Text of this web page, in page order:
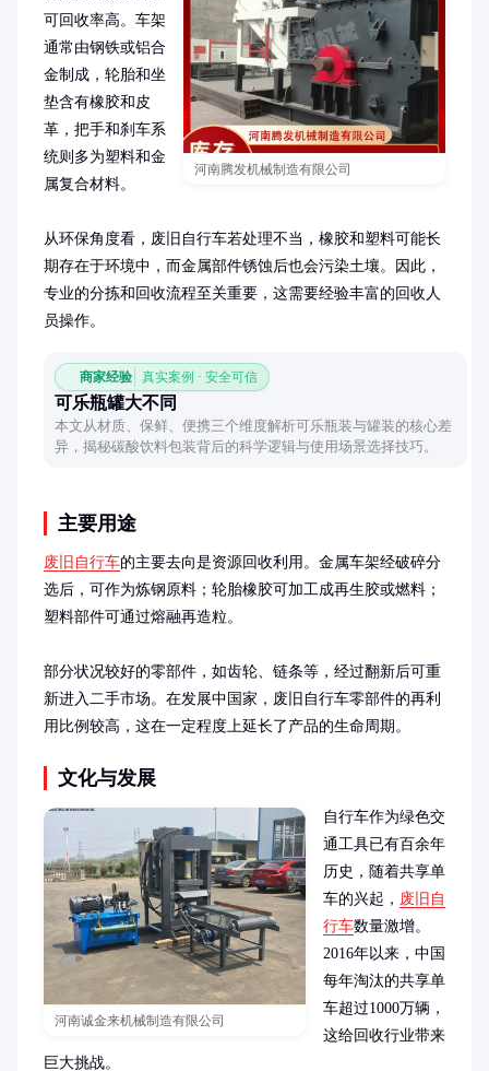
河南腾发机械制造有限公司
可回收率高。车架
通常由钢铁或铝合
金制成，轮胎和坐
垫含有橡胶和皮
革，把手和刹车系
统则多为塑料和金
属复合材料。
从环保角度看，废旧自行车若处理不当，橡胶和塑料可能长
期存在于环境中，而金属部件锈蚀后也会污染土壤。因此，
专业的分拣和回收流程至关重要，这需要经验丰富的回收人
员操作。
商家经验 真实案例 · 安全可信
可乐瓶罐大不同
本文从材质、保鲜、便携三个维度解析可乐瓶装与罐装的核心差
异，揭秘碳酸饮料包装背后的科学逻辑与使用场景选择技巧。
主要用途
废旧自行车的主要去向是资源回收利用。金属车架经破碎分
选后，可作为炼钢原料；轮胎橡胶可加工成再生胶或燃料；
塑料部件可通过熔融再造粒。
部分状况较好的零部件，如齿轮、链条等，经过翻新后可重
新进入二手市场。在发展中国家，废旧自行车零部件的再利
用比例较高，这在一定程度上延长了产品的生命周期。
文化与发展
河南诚金来机械制造有限公司
自行车作为绿色交
通工具已有百余年
历史，随着共享单
车的兴起， 废旧自
行车数量激增。
2016年以来，中国
每年淘汰的共享单
车超过1000万辆，
这给回收行业带来
巨大挑战。